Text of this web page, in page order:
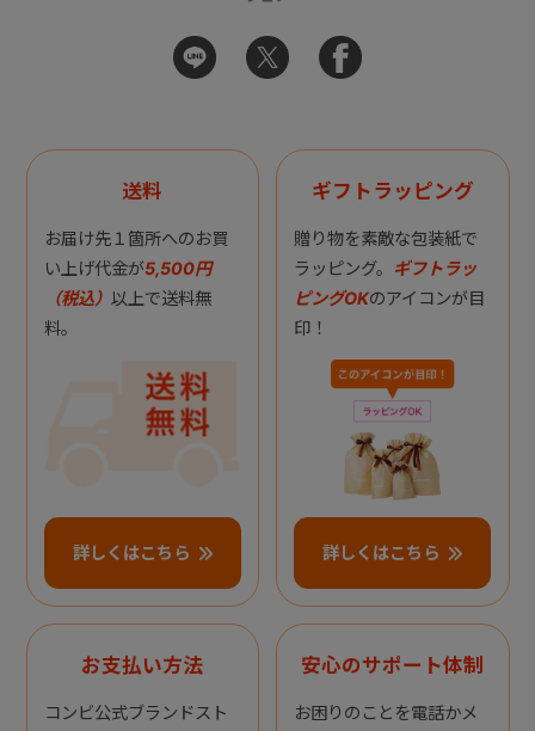
送料
お届け先１箇所へのお買
い上げ代金が5,500円
（税込） 以上で送料無
料。
詳しくはこちら
ギフトラッピング
贈り物を素敵な包装紙で
ラッピング。 ギフトラッ
ピングOKのアイコンが目
印！
詳しくはこちら
お支払い方法
コンビ公式ブランドスト
安心のサポート体制
お困りのことを電話かメ